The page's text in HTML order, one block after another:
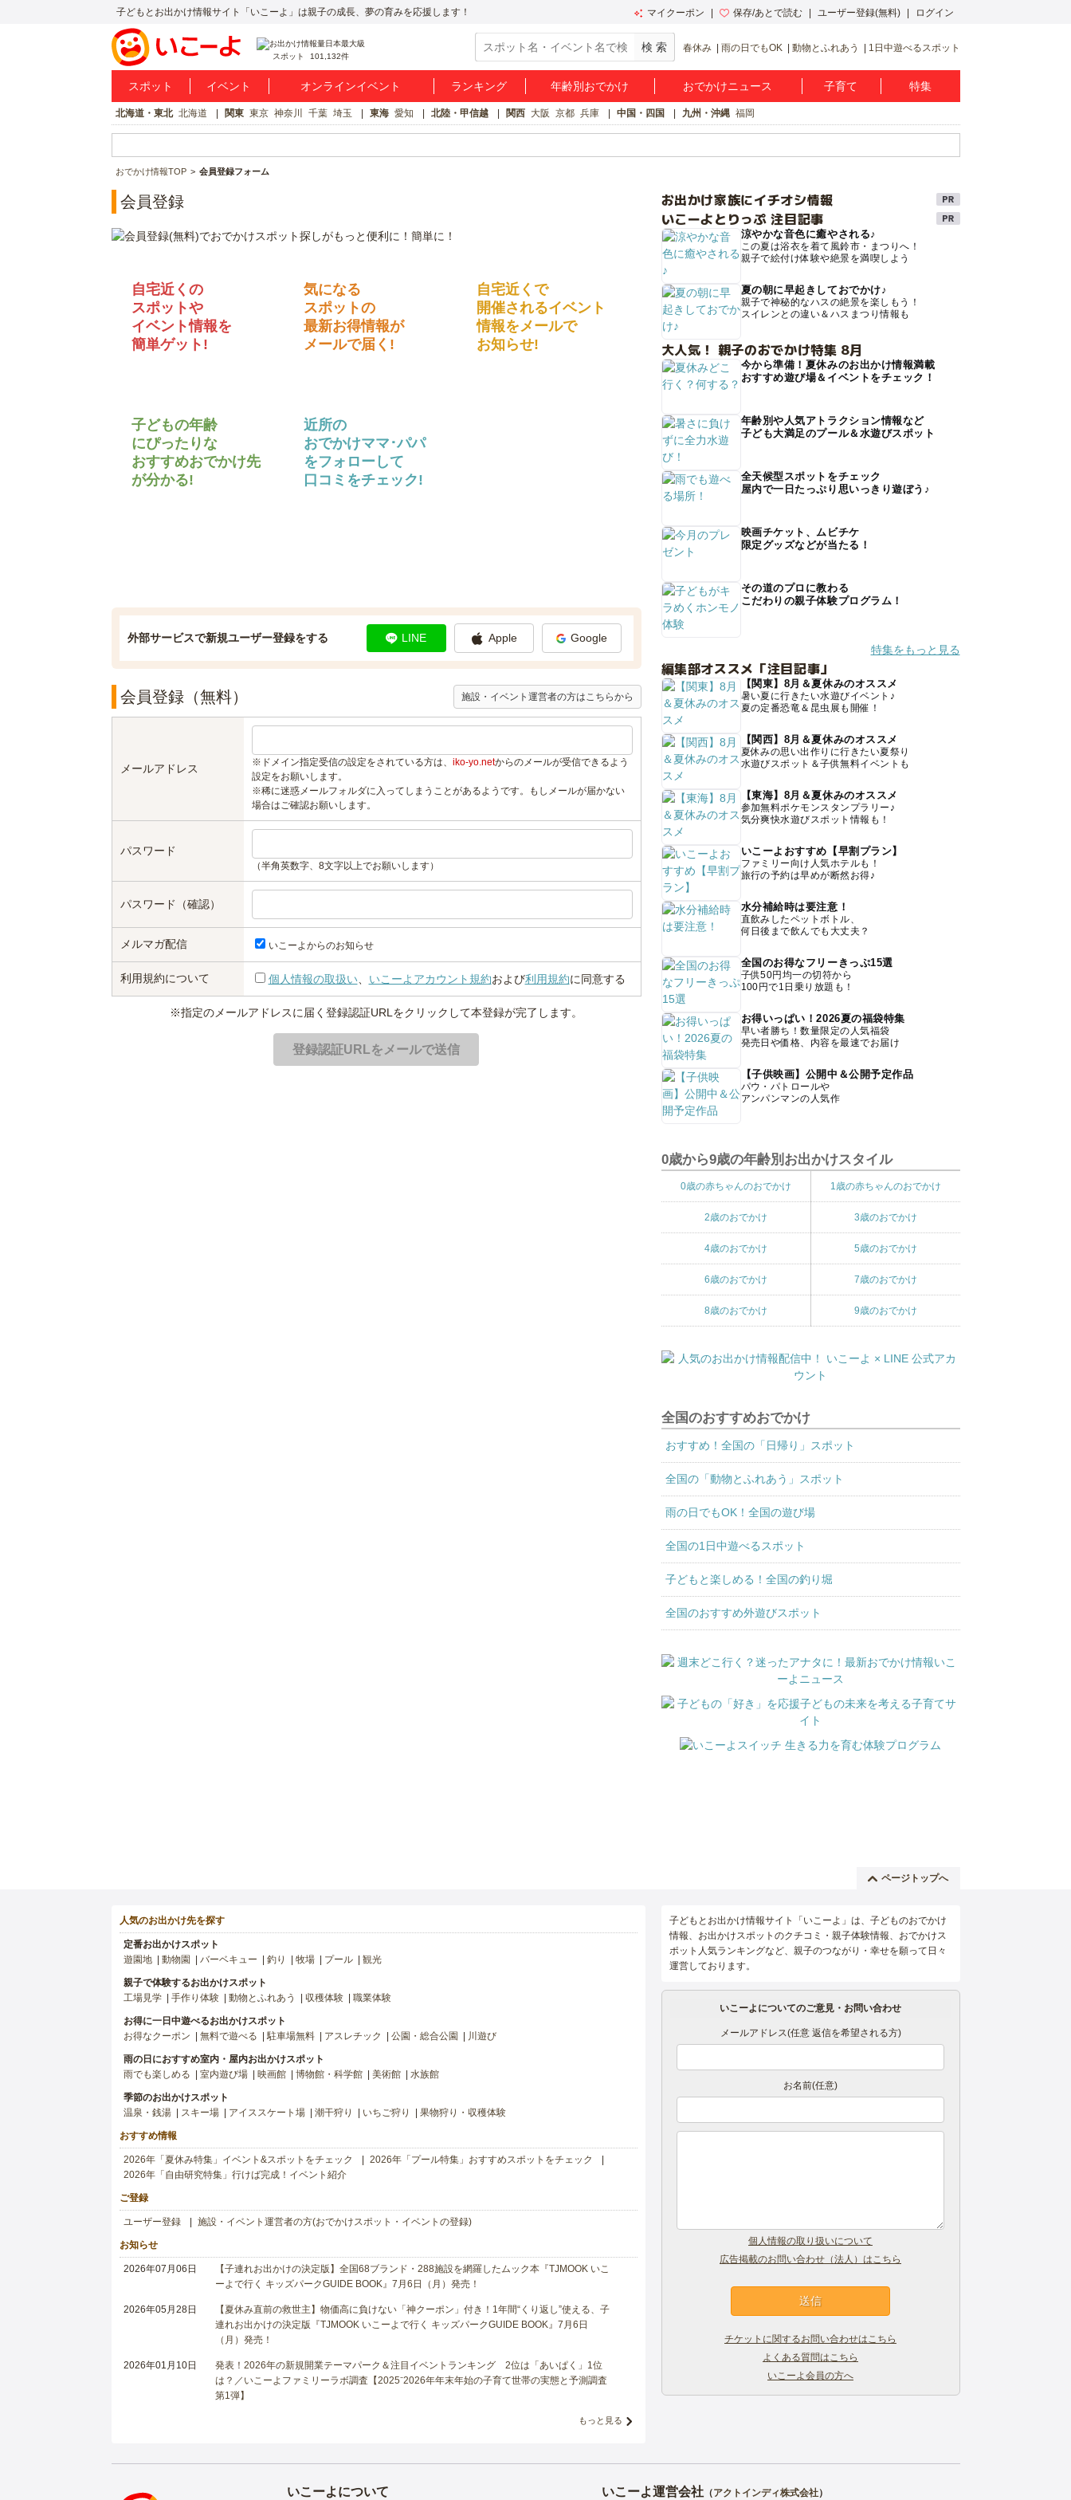
子どもとお出かけ情報サイト「いこーよ」は親子の成長、夢の育みを応援します！ マイクーポン 保存/あとで読む ユーザー登録(無料) ログイン
スポット 101,132件
春休み 雨の日でもOK 動物とふれあう 1日中遊べるスポット
スポット イベント オンラインイベント ランキング 年齢別おでかけ おでかけニュース 子育て 特集
北海道・東北 北海道 関東 東京 神奈川 千葉 埼玉 東海 愛知 北陸・甲信越 関西 大阪 京都 兵庫 中国・四国 九州・沖縄 福岡
おでかけ情報TOP 会員登録フォーム
会員登録
自宅近くの
スポットや
イベント情報を
簡単ゲット!
気になる
スポットの
最新お得情報が
メールで届く!
自宅近くで
開催されるイベント
情報をメールで
お知らせ!
子どもの年齢
にぴったりな
おすすめおでかけ先
が分かる!
近所の
おでかけママ･パパ
をフォローして
口コミをチェック!
外部サービスで新規ユーザー登録をする LINE Apple Google
会員登録（無料） 施設・イベント運営者の方はこちらから
メールアドレス ※ドメイン指定受信の設定をされている方は、 iko-yo.netからのメールが受信できるよう
設定をお願いします。
※稀に迷惑メールフォルダに入ってしまうことがあるようです。もしメールが届かない
場合はご確認お願いします。
パスワード
（半角英数字、8文字以上でお願いします）
パスワード（確認）
メルマガ配信 いこーよからのお知らせ
利用規約について 個人情報の取扱い、 いこーよアカウント規約および利用規約に同意する
※指定のメールアドレスに届く登録認証URLをクリックして本登録が完了します。
お出かけ家族にイチオシ情報
いこーよとりっぷ 注目記事
涼やかな音色に癒やされる♪
この夏は浴衣を着て風鈴市・まつりへ！
親子で絵付け体験や絶景を満喫しよう
夏の朝に早起きしておでかけ♪
親子で神秘的なハスの絶景を楽しもう！
スイレンとの違い＆ハスまつり情報も
大人気！ 親子のおでかけ特集 8月
今から準備！夏休みのお出かけ情報満載
おすすめ遊び場＆イベントをチェック！
年齢別や人気アトラクション情報など
子ども大満足のプール＆水遊びスポット
全天候型スポットをチェック
屋内で一日たっぷり思いっきり遊ぼう♪
映画チケット、ムビチケ
限定グッズなどが当たる！
その道のプロに教わる
こだわりの親子体験プログラム！
特集をもっと見る
編集部オススメ「注目記事」
【関東】8月＆夏休みのオススメ
暑い夏に行きたい水遊びイベント♪
夏の定番恐竜＆昆虫展も開催！
【関西】8月＆夏休みのオススメ
夏休みの思い出作りに行きたい夏祭り
水遊びスポット＆子供無料イベントも
【東海】8月＆夏休みのオススメ
参加無料ポケモンスタンプラリー♪
気分爽快水遊びスポット情報も！
いこーよおすすめ【早割プラン】
ファミリー向け人気ホテルも！
旅行の予約は早めが断然お得♪
水分補給時は要注意！
直飲みしたペットボトル、
何日後まで飲んでも大丈夫？
全国のお得なフリーきっぷ15選
子供50円均一の切符から
100円で1日乗り放題も！
お得いっぱい！2026夏の福袋特集
早い者勝ち！数量限定の人気福袋
発売日や価格、内容を最速でお届け
【子供映画】公開中＆公開予定作品
パウ・パトロールや
アンパンマンの人気作
0歳から9歳の年齢別お出かけスタイル
0歳の赤ちゃんのおでかけ 1歳の赤ちゃんのおでかけ
2歳のおでかけ 3歳のおでかけ
4歳のおでかけ 5歳のおでかけ
6歳のおでかけ 7歳のおでかけ
8歳のおでかけ 9歳のおでかけ
全国のおすすめおでかけ
おすすめ！全国の「日帰り」スポット
全国の「動物とふれあう」スポット
雨の日でもOK！全国の遊び場
全国の1日中遊べるスポット
子どもと楽しめる！全国の釣り堀
全国のおすすめ外遊びスポット
ページトップへ
人気のお出かけ先を探す
定番お出かけスポット
遊園地
動物園 バーベキュー 釣り 牧場 プール 観光
親子で体験するお出かけスポット
工場見学
手作り体験 動物とふれあう 収穫体験 職業体験
お得に一日中遊べるお出かけスポット
お得なクーポン
無料で遊べる 駐車場無料 アスレチック 公園・総合公園 川遊び
雨の日におすすめ室内・屋内お出かけスポット
雨でも楽しめる
室内遊び場 映画館 博物館・科学館 美術館 水族館
季節のお出かけスポット
温泉・銭湯
スキー場 アイススケート場 潮干狩り いちご狩り 果物狩り・収穫体験
おすすめ情報
2026年「夏休み特集」イベント&スポットをチェック
2026年「プール特集」おすすめスポットをチェック
2026年「自由研究特集」行けば完成！イベント紹介
ご登録
ユーザー登録 施設・イベント運営者の方(おでかけスポット・イベントの登録)
お知らせ
2026年07月06日
【子連れお出かけの決定版】全国68ブランド・288施設を網羅したムック本『TJMOOK いこ
ーよで行く キッズパークGUIDE BOOK』7月6日（月）発売！
2026年05月28日
【夏休み直前の救世主】物価高に負けない「神クーポン」付き！1年間“くり返し”使える、子
連れお出かけの決定版『TJMOOK いこーよで行く キッズパークGUIDE BOOK』7月6日
（月）発売！
2026年01月10日
発表！2026年の新規開業テーマパーク＆注目イベントランキング 2位は「あいぱく」1位
は？／いこーよファミリーラボ調査【2025⁻2026年年末年始の子育て世帯の実態と予測調査
第1弾】
もっと見る
子どもとお出かけ情報サイト「いこーよ」は、子どものおでかけ
情報、お出かけスポットのクチコミ・親子体験情報、おでかけス
ポット人気ランキングなど、親子のつながり・幸せを願って日々
運営しております。
いこーよについてのご意見・お問い合わせ
メールアドレス(任意 返信を希望される方)
お名前(任意)
個人情報の取り扱いについて
広告掲載のお問い合わせ（法人）はこちら
チケットに関するお問い合わせはこちら
よくある質問はこちら
いこーよ会員の方へ
いこーよについて いこーよ運営会社（アクトインディ株式会社）